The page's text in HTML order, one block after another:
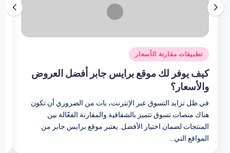
نُشر
في
تطبيقات مقارنة الأسعار
كيف يوفر لك موقع برايس جابر أفضل العروض
والأسعار؟
في ظل تزايد التسوق عبر الإنترنت، بات من الضروري أن تكون
هناك منصات تسوق تتميز بالشفافية والمقارنة الفعّالة بين
المنتجات لضمان اختيار الأفضل. يعتبر موقع برايس جابر من
المواقع التي…